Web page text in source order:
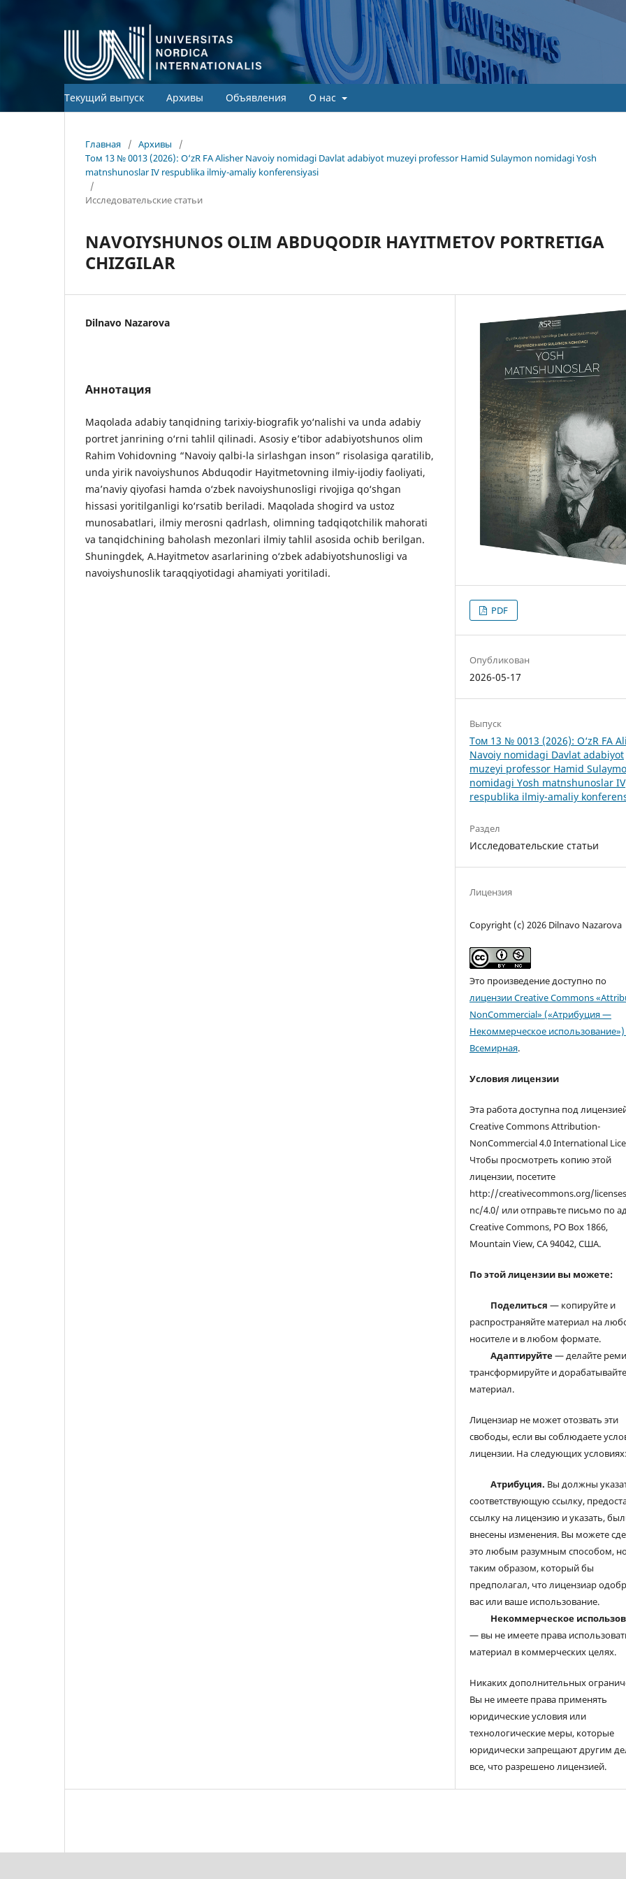
Текущий выпуск Архивы Объявления О нас
Главная / Архивы
/
Том 13 № 0013 (2026): O‘zR FA Alisher Navoiy nomidagi Davlat adabiyot muzeyi professor Hamid Sulaymon nomidagi Yosh
matnshunoslar IV respublika ilmiy-amaliy konferensiyasi
/
Исследовательские статьи
NAVOIYSHUNOS OLIM ABDUQODIR HAYITMETOV PORTRETIGA
CHIZGILAR
Dilnavo Nazarova
Аннотация
Maqolada adabiy tanqidning tarixiy-biografik yo‘nalishi va unda adabiy
portret janrining o‘rni tahlil qilinadi. Asosiy e’tibor adabiyotshunos olim
Rahim Vohidovning “Navoiy qalbi-la sirlashgan inson” risolasiga qaratilib,
unda yirik navoiyshunos Abduqodir Hayitmetovning ilmiy-ijodiy faoliyati,
ma’naviy qiyofasi hamda o‘zbek navoiyshunosligi rivojiga qo‘shgan
hissasi yoritilganligi ko‘rsatib beriladi. Maqolada shogird va ustoz
munosabatlari, ilmiy merosni qadrlash, olimning tadqiqotchilik mahorati
va tanqidchining baholash mezonlari ilmiy tahlil asosida ochib berilgan.
Shuningdek, A.Hayitmetov asarlarining o‘zbek adabiyotshunosligi va
navoiyshunoslik taraqqiyotidagi ahamiyati yoritiladi.
PDF
Опубликован
2026-05-17
Выпуск
Том 13 № 0013 (2026): O‘zR FA
Navoiy nomidagi Davlat adabiyot
muzeyi professor Hamid
nomidagi Yosh matnshunoslar IV
respublika ilmiy-amaliy
Раздел
Исследовательские статьи
Лицензия
Copyright (c) 2026 Dilnavo Nazarova
Это произведение доступно по
лицензии Creative Commons
NonCommercial» («Атрибуция —
Некоммерческое использование»)
Всемирная.
Условия лицензии
Эта работа доступна под
Creative Commons Attribution-
NonCommercial 4.0 International
Чтобы просмотреть копию этой
лицензии, посетите
http://creativecommons.org/
nc/4.0/ или отправьте письмо по
Creative Commons, PO Box 1866,
Mountain View, CA 94042, США.
По этой лицензии вы можете:
Поделиться — копируйте и
распространяйте материал на
носителе и в любом формате.
Адаптируйте— делайте
трансформируйте и дорабатывайте
материал.
Лицензиар не может отозвать эти
свободы, если вы соблюдаете
лицензии. На следующих условиях:
Атрибуция. Вы должны
соответствующую ссылку,
ссылку на лицензию и указать,
внесены изменения. Вы можете
это любым разумным способом,
таким образом, который бы
предполагал, что лицензиар
вас или ваше использование.
Некоммерческое
— вы не имеете права
материал в коммерческих целях.
Никаких дополнительных
Вы не имеете права применять
юридические условия или
технологические меры, которые
юридически запрещают другим
все, что разрешено лицензией.